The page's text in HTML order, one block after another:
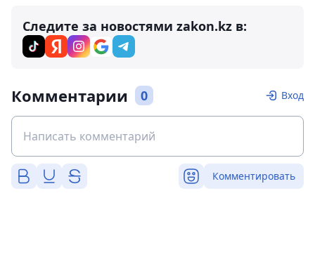
Следите за новостями zakon.kz в:
Комментарии 0 Вход
Комментировать